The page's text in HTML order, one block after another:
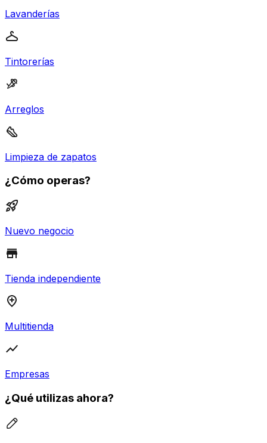
Lavanderías
Tintorerías
Arreglos
Limpieza de zapatos
¿Cómo operas?
Nuevo negocio
Tienda independiente
Multitienda
Empresas
¿Qué utilizas ahora?